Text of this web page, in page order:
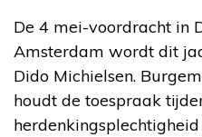
De 4 mei-voordracht in
Amsterdam wordt dit
Dido Michielsen.
houdt de toespraak